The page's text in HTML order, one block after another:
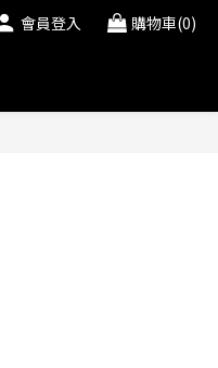
會員登入 購物車(0)